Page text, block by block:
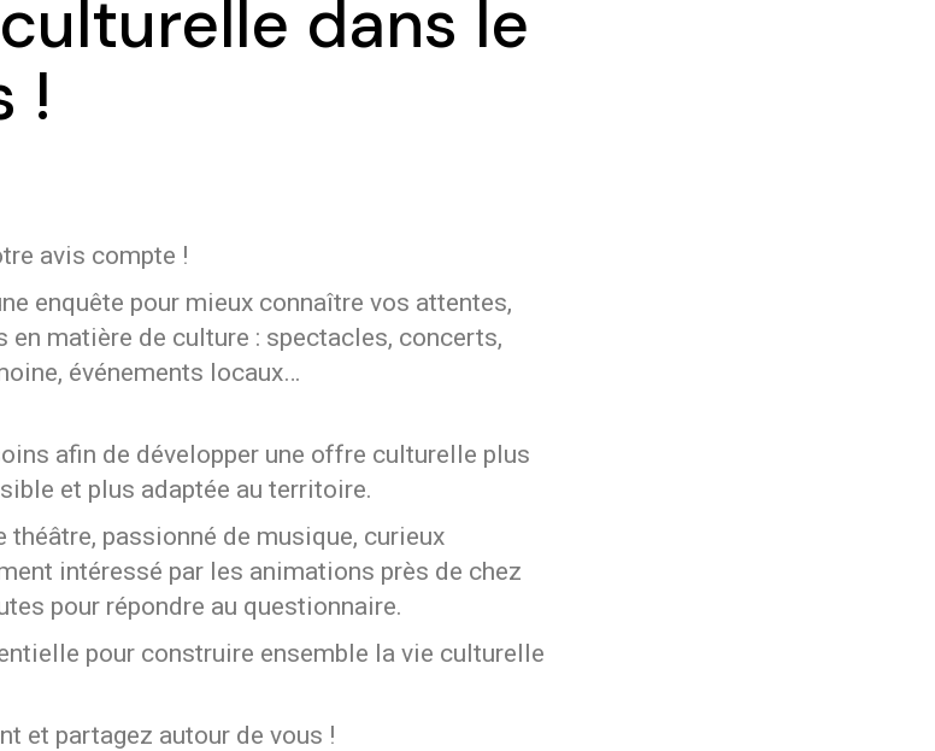
dans le
!
avis compte !
enquête pour mieux connaître vos attentes,
en matière de culture : spectacles, concerts,
événements locaux…
afin de développer une offre culturelle plus
et plus adaptée au territoire.
théâtre, passionné de musique, curieux
intéressé par les animations près de chez
pour répondre au questionnaire.
pour construire ensemble la vie culturelle
et partagez autour de vous !